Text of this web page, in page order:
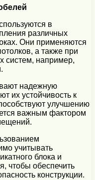
в
различных
Они применяются
а также при
систем, например,
надежную
их устойчивость к
улучшению
важным фактором
учитывать
блока и
чтобы обеспечить
конструкции.